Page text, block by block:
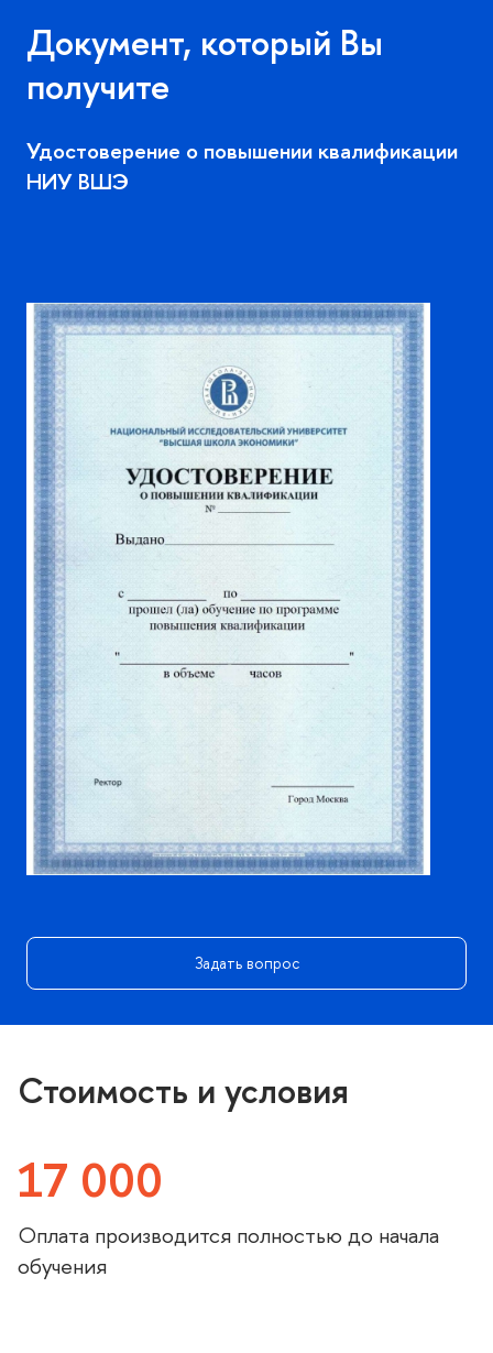
Документ, который Вы
получите
Удостоверение о повышении квалификации
НИУ ВШЭ
Задать вопрос
Стоимость и условия
17 000
Оплата производится полностью до начала
обучения